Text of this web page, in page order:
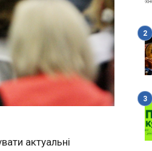
актуальні